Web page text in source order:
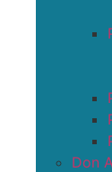
Don